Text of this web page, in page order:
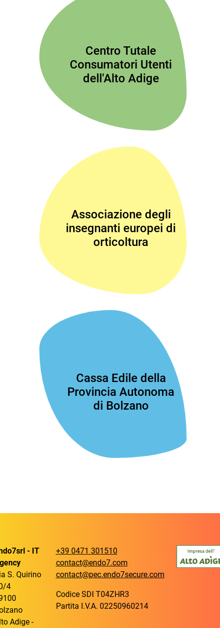
Centro Tutale
Consumatori Utenti
dell'Alto Adige
Associazione degli
insegnanti europei di
orticoltura
Cassa Edile della
Provincia Autonoma
di Bolzano
- IT
S. Quirino
4
Adige -
+39 0471 301510
contact@endo7.com
contact@pec.endo7secure.com
Codice SDI T04ZHR3
Partita I.V.A. 02250960214